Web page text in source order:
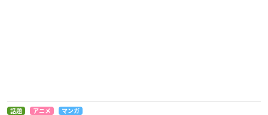
話題 アニメ マンガ